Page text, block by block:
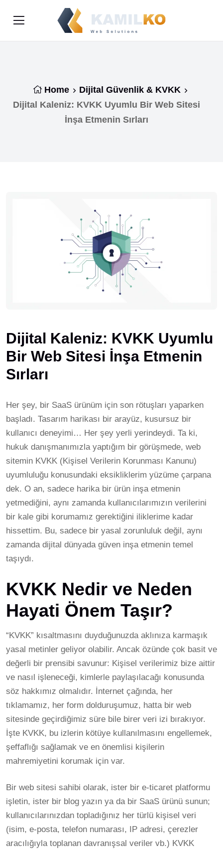
Home
Dijital Güvenlik & KVKK
Dijital Kaleniz: KVKK Uyumlu Bir Web Sitesi
İnşa Etmenin Sırları
Dijital Kaleniz: KVKK Uyumlu
Bir Web Sitesi İnşa Etmenin
Sırları
Her şey, bir SaaS ürünüm için son rötuşları yaparken
başladı. Tasarım harikası bir arayüz, kusursuz bir
kullanıcı deneyimi… Her şey yerli yerindeydi. Ta ki,
hukuk danışmanımızla yaptığım bir görüşmede, web
sitemin KVKK (Kişisel Verilerin Korunması Kanunu)
uyumluluğu konusundaki eksikliklerim yüzüme çarpana
dek. O an, sadece harika bir ürün inşa etmenin
yetmediğini, aynı zamanda kullanıcılarımızın verilerini
bir kale gibi korumamız gerektiğini iliklerime kadar
hissettim. Bu, sadece bir yasal zorunluluk değil, aynı
zamanda dijital dünyada güven inşa etmenin temel
taşıydı.
KVKK Nedir ve Neden
Hayati Önem Taşır?
“KVKK” kısaltmasını duyduğunuzda aklınıza karmaşık
yasal metinler geliyor olabilir. Ancak özünde çok basit ve
değerli bir prensibi savunur: Kişisel verilerimiz bize aittir
ve nasıl işleneceği, kimlerle paylaşılacağı konusunda
söz hakkımız olmalıdır. İnternet çağında, her
tıklamamız, her form dolduruşumuz, hatta bir web
sitesinde geçirdiğimiz süre bile birer veri izi bırakıyor.
İşte KVKK, bu izlerin kötüye kullanılmasını engellemek,
şeffaflığı sağlamak ve en önemlisi kişilerin
mahremiyetini korumak için var.
Bir web sitesi sahibi olarak, ister bir e-ticaret platformu
işletin, ister bir blog yazın ya da bir SaaS ürünü sunun;
kullanıcılarınızdan topladığınız her türlü kişisel veri
(isim, e-posta, telefon numarası, IP adresi, çerezler
aracılığıyla toplanan davranışsal veriler vb.) KVKK